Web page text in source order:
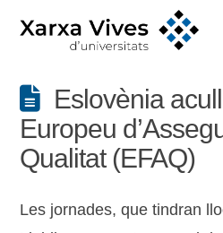
Eslovènia
Europeu
Qualitat (EFAQ)
Les jornades, que tindran